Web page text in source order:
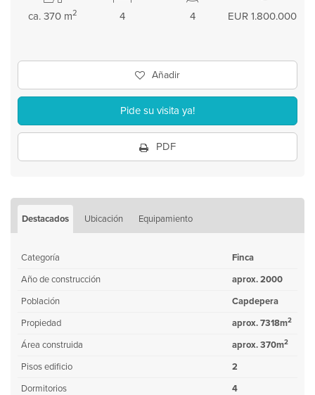
EUR 1.800.000
4
4
ca. 370 m2
Añadir
Pide su visita ya!
PDF
Destacados Ubicación Equipamiento
Categoría
Finca
Año de construcción
aprox. 2000
Población
Capdepera
Propiedad
aprox. 7318m2
Área construida aprox. 370m2
Pisos edificio
2
Dormitorios
4